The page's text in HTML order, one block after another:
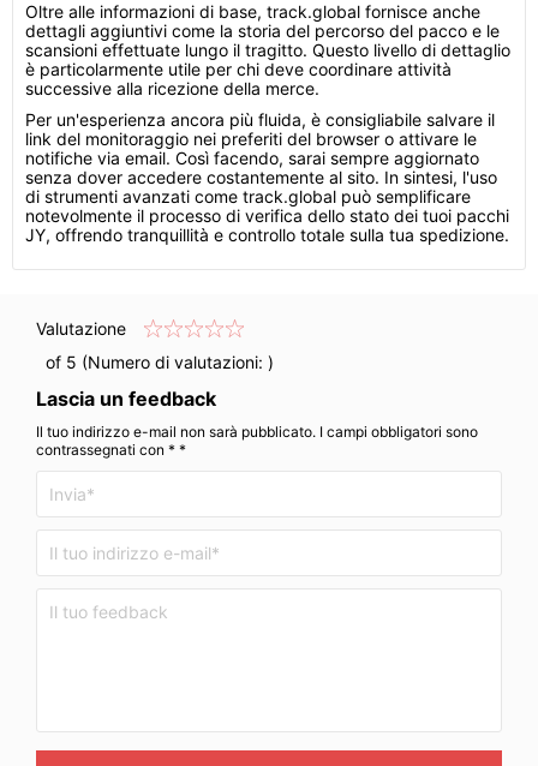
Oltre alle informazioni di base, track.global fornisce anche
dettagli aggiuntivi come la storia del percorso del pacco e le
scansioni effettuate lungo il tragitto. Questo livello di dettaglio
è particolarmente utile per chi deve coordinare attività
successive alla ricezione della merce.
Per un'esperienza ancora più fluida, è consigliabile salvare il
link del monitoraggio nei preferiti del browser o attivare le
notifiche via email. Così facendo, sarai sempre aggiornato
senza dover accedere costantemente al sito. In sintesi, l'uso
di strumenti avanzati come track.global può semplificare
notevolmente il processo di verifica dello stato dei tuoi pacchi
JY, offrendo tranquillità e controllo totale sulla tua spedizione.
Valutazione
of 5 (Numero di valutazioni: )
Lascia un feedback
Il tuo indirizzo e-mail non sarà pubblicato. I campi obbligatori sono
contrassegnati con * *